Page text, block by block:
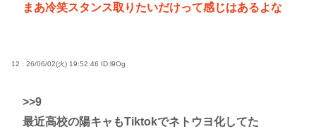
まあ冷笑スタンス取りたいだけって感じはあるよな
12 : 26/06/02(火) 19:52:46 ID:l9Og
>>9
最近高校の陽キャもTiktokでネトウヨ化してた